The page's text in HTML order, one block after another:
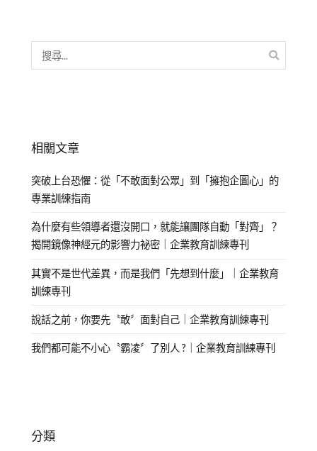
相關文章
突破上台恐懼：從「不敢面對公眾」到「擁抱企圖心」的
專業訓練指南
為什麼有些領導者還沒開口，就能讓團隊自動「對齊」？
揭開鏡像神經元的影響力祕密｜企業教育訓練專刊
其實不是世代差異，而是我們「先想到什麼」｜企業教育
訓練專刊
說話之前，你要先〝敢〞面對自己｜企業教育訓練專刊
我們都可能不小心〝霸凌〞了別人 ?｜企業教育訓練專刊
分類